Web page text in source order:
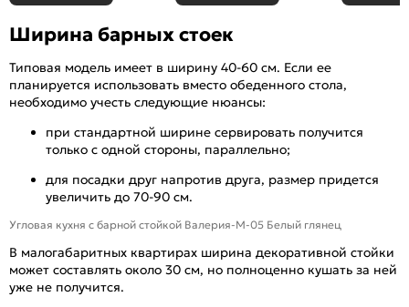
Ширина барных стоек
Типовая модель имеет в ширину 40-60 см. Если ее
планируется использовать вместо обеденного стола,
необходимо учесть следующие нюансы:
при стандартной ширине сервировать получится
только с одной стороны, параллельно;
для посадки друг напротив друга, размер придется
увеличить до 70-90 см.
Угловая кухня с барной стойкой Валерия-М-05 Белый глянец
В малогабаритных квартирах ширина декоративной стойки
может составлять около 30 см, но полноценно кушать за ней
уже не получится.